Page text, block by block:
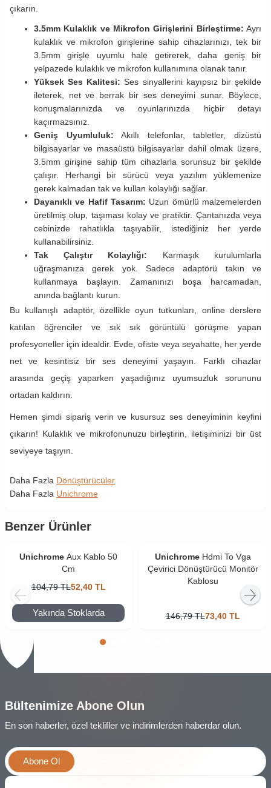
çıkarın.
3.5mm Kulaklık ve Mikrofon Girişlerini Birleştirme: Ayrı
kulaklık ve mikrofon girişlerine sahip cihazlarınızı, tek bir
3.5mm girişle uyumlu hale getirerek, daha geniş bir
yelpazede kulaklık ve mikrofon kullanımına olanak tanır.
Yüksek Ses Kalitesi: Ses sinyallerini kayıpsız bir şekilde
ileterek, net ve berrak bir ses deneyimi sunar. Böylece,
konuşmalarınızda ve oyunlarınızda hiçbir detayı
kaçırmazsınız.
Geniş Uyumluluk: Akıllı telefonlar, tabletler, dizüstü
bilgisayarlar ve masaüstü bilgisayarlar dahil olmak üzere,
3.5mm girişine sahip tüm cihazlarla sorunsuz bir şekilde
çalışır. Herhangi bir sürücü veya yazılım yüklemenize
gerek kalmadan tak ve kullan kolaylığı sağlar.
Dayanıklı ve Hafif Tasarım: Uzun ömürlü malzemelerden
üretilmiş olup, taşıması kolay ve pratiktir. Çantanızda veya
cebinizde rahatlıkla taşıyabilir, istediğiniz her yerde
kullanabilirsiniz.
Tak Çalıştır Kolaylığı: Karmaşık kurulumlarla
uğraşmanıza gerek yok. Sadece adaptörü takın ve
kullanmaya başlayın. Zamanınızı boşa harcamadan,
anında bağlantı kurun.
Bu kullanışlı adaptör, özellikle oyun tutkunları, online derslere
katılan öğrenciler ve sık sık görüntülü görüşme yapan
profesyoneller için idealdir. Evde, ofiste veya seyahatte, her yerde
net ve kesintisiz bir ses deneyimi yaşayın. Farklı cihazlar
arasında geçiş yaparken yaşadığınız uyumsuzluk sorununu
ortadan kaldırın.
Hemen şimdi sipariş verin ve kusursuz ses deneyiminin keyfini
çıkarın! Kulaklık ve mikrofonunuzu birleştirin, iletişiminizi bir üst
seviyeye taşıyın.
Daha Fazla Dönüştürücüler
Daha Fazla Unichrome
Benzer Ürünler
Unichrome Aux Kablo 50
Cm
104,79 TL52,40 TL
Yakında Stoklarda
Unichrome Hdmi To Vga
Çevirici Dönüştürücü Monitör
Kablosu
146,79 TL73,40 TL
Bültenimize Abone Olun
En son haberler, özel teklifler ve indirimlerden haberdar olun.
Abone Ol